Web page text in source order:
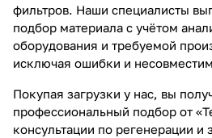
фильтров. Наши специалисты
подбор материала с учётом
оборудования и требуемой
исключая ошибки и
Покупая загрузки у нас, вы
профессиональный подбор от
консультации по регенерации и